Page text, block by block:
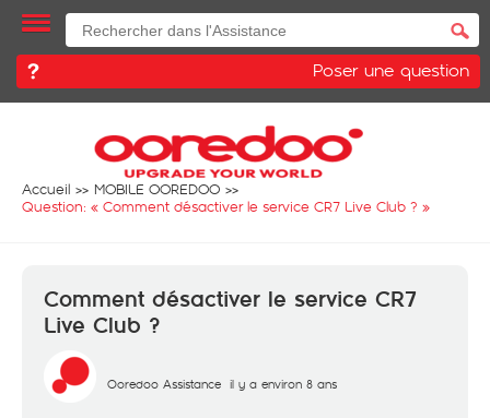
Poser une question
Accueil
MOBILE OOREDOO
Question: « Comment désactiver le service CR7 Live Club ? »
Comment désactiver le service CR7
Live Club ?
Ooredoo Assistance il y a environ 8 ans